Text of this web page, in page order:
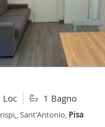
Loc 1 Bagno
Sant'Antonio, Pisa